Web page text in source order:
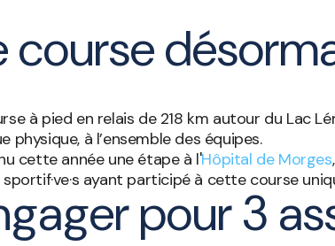
course
à pied en relais de 218 km autour du Lac
physique, à l’ensemble des équipes.
cette année une étape à l'Hôpital de Morges
sportif·ve·s ayant participé à cette course
pour 3